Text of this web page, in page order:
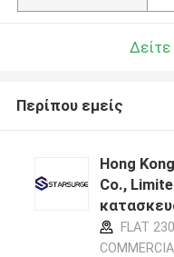
Περίπου εμείς
Hong
Co.,
FLAT